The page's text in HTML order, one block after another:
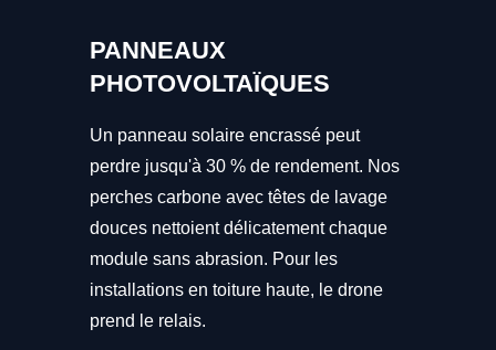
PANNEAUX
PHOTOVOLTAÏQUES
Un panneau solaire encrassé peut
perdre jusqu'à 30 % de rendement. Nos
perches carbone avec têtes de lavage
douces nettoient délicatement chaque
module sans abrasion. Pour les
installations en toiture haute, le drone
prend le relais.